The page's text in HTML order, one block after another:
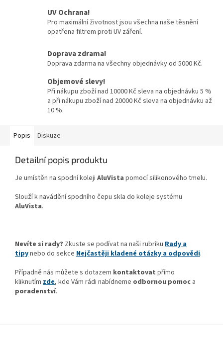
UV Ochrana!
Pro maximální životnost jsou všechna naše těsnění
opatřena filtrem proti UV záření.
Doprava zdrama!
Doprava zdarma na všechny objednávky od 5000 Kč.
Objemové slevy!
Při nákupu zboží nad 10000 Kč sleva na objednávku 5 %
a při nákupu zboží nad 20000 Kč sleva na objednávku až
10 %.
Popis Diskuze
Detailní popis produktu
Je umístěn na spodní koleji AluVista pomocí silikonového tmelu.
Slouží k navádění spodního čepu skla do koleje systému
AluVista.
Nevíte si rady? Zkuste se podívat na naši rubriku Rady a
tipynebo do sekce Nejčastěji kladené otázky a odpovědi.
Případně nás můžete s dotazem kontaktovat přímo
kliknutím zde, kde Vám rádi nabídneme odbornou pomoc a
poradenství.